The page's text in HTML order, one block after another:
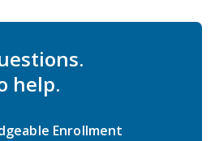
help.
Enrollment